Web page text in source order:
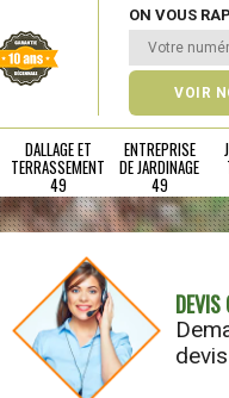
ON VOUS
VOIR
DALLAGE ET
TERRASSEMENT
49
ENTREPRISE
DE JARDINAGE
49